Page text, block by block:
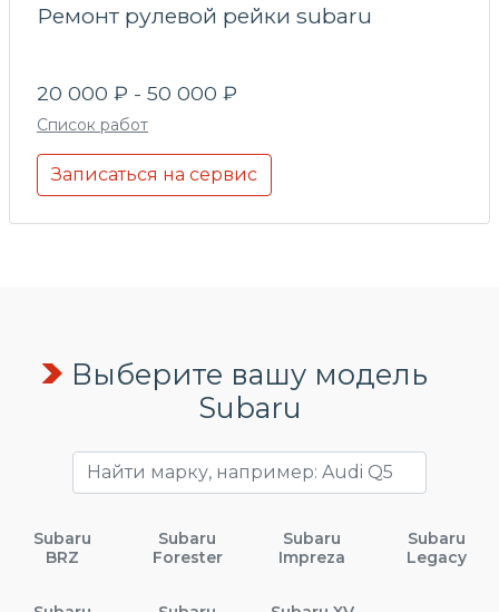
Ремонт рулевой рейки subaru
20 000 ₽ - 50 000 ₽
Список работ
Записаться на сервис
Выберите вашу модель
Subaru
Subaru
BRZ
Subaru
Forester
Subaru
Impreza
Subaru
Legacy